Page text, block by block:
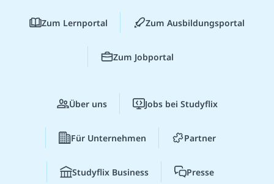
Zum Lernportal Zum Ausbildungsportal
Zum Jobportal
Über uns Jobs bei Studyflix
Für Unternehmen Partner
Studyflix Business Presse